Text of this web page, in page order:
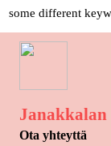
some different
Ota yhteyttä